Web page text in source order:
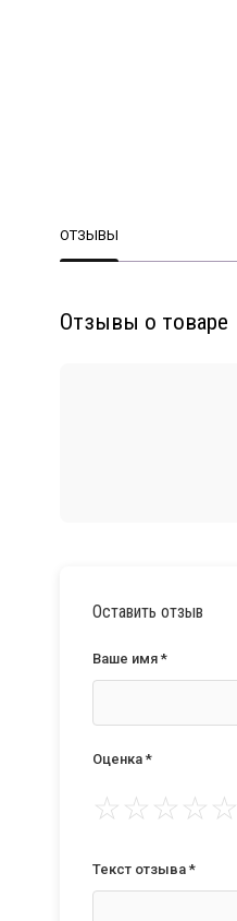
ОТЗЫВЫ
Отзывы о товаре
Оставить отзыв
Ваше имя *
Оценка *
☆☆☆☆☆
Текст отзыва *